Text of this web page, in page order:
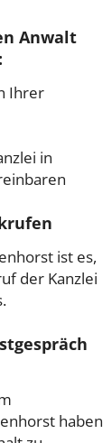
Anwalt
Ihrer
in
ist es,
der Kanzlei
haben